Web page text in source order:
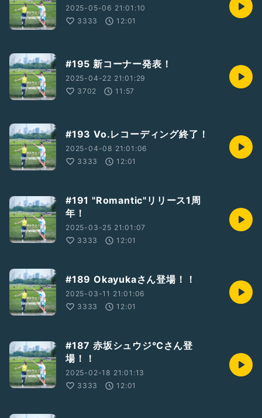
2025-05-06 21:01:10
3333
12:01
#195 新コーナー発表！
2025-04-22 21:01:29
3702
11:57
#193 Vo.レコーディング終了！
2025-04-08 21:01:06
3333
12:01
#191 "Romantic"リリース1周
年！
2025-03-25 21:01:07
3333
12:01
#189 Okayukaさん登場！！
2025-03-11 21:01:06
3333
12:01
#187 赤坂シュウジ℃さん登
場！！
2025-02-18 21:01:13
3333
12:01